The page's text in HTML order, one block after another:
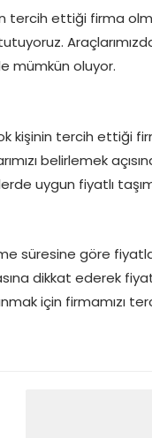
tercih ettiği firma
mümkün oluyor.
kişinin tercih ettiği
belirlemek
uygun fiyatlı
süresine göre
dikkat ederek
için firmamızı